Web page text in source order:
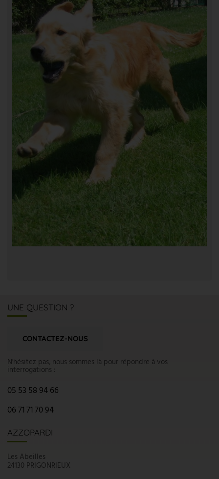
UNE QUESTION ?
CONTACTEZ-NOUS
N'hésitez pas, nous sommes là pour répondre à vos
interrogations :
05 53 58 94 66
06 71 71 70 94
AZZOPARDI
Les Abeilles
24130 PRIGONRIEUX